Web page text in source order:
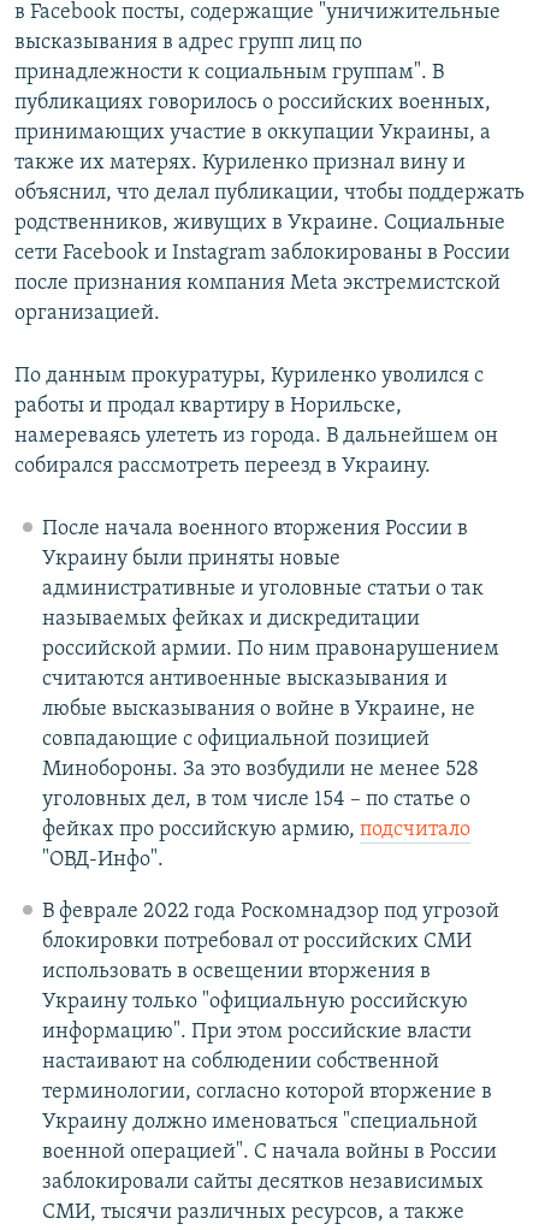
в Facebook посты, содержащие "уничижительные
высказывания в адрес групп лиц по
принадлежности к социальным группам". В
публикациях говорилось о российских военных,
принимающих участие в оккупации Украины, а
также их матерях. Куриленко признал вину и
объяснил, что делал публикации, чтобы поддержать
родственников, живущих в Украине. Социальные
сети Facebook и Instagram заблокированы в России
после признания компания Meta экстремистской
организацией.
По данным прокуратуры, Куриленко уволился с
работы и продал квартиру в Норильске,
намереваясь улететь из города. В дальнейшем он
собирался рассмотреть переезд в Украину.
После начала военного вторжения России в
Украину были приняты новые
административные и уголовные статьи о так
называемых фейках и дискредитации
российской армии. По ним правонарушением
считаются антивоенные высказывания и
любые высказывания о войне в Украине, не
совпадающие с официальной позицией
Минобороны. За это возбудили не менее 528
уголовных дел, в том числе 154 – по статье о
фейках про российскую армию, подсчитало
"ОВД-Инфо".
В феврале 2022 года Роскомнадзор под угрозой
блокировки потребовал от российских СМИ
использовать в освещении вторжения в
Украину только "официальную российскую
информацию". При этом российские власти
настаивают на соблюдении собственной
терминологии, согласно которой вторжение в
Украину должно именоваться "специальной
военной операцией". С начала войны в России
заблокировали сайты десятков независимых
СМИ, тысячи различных ресурсов, а также